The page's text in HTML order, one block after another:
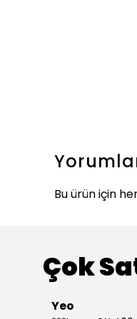
Bu ürün için
Çok
Yeo